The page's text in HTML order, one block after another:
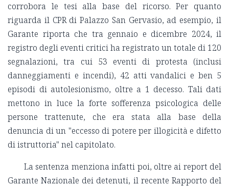
corrobora le tesi alla base del ricorso. Per quanto
riguarda il CPR di Palazzo San Gervasio, ad esempio, il
Garante riporta che tra gennaio e dicembre 2024, il
registro degli eventi critici ha registrato un totale di 120
segnalazioni, tra cui 53 eventi di protesta (inclusi
danneggiamenti e incendi), 42 atti vandalici e ben 5
episodi di autolesionismo, oltre a 1 decesso. Tali dati
mettono in luce la forte sofferenza psicologica delle
persone trattenute, che era stata alla base della
denuncia di un "eccesso di potere per illogicità e difetto
di istruttoria" nel capitolato.
La sentenza menziona infatti poi, oltre ai report del
Garante Nazionale dei detenuti, il recente Rapporto del